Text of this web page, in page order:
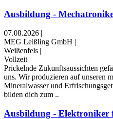
Ausbildung -
07.08.2026 |
MEG Leißling GmbH |
Weißenfels |
Vollzeit
Prickelnde Zukunftsaussichten
uns. Wir produzieren auf unseren
Mineralwasser und
bilden dich zum ..
Ausbildung - Elektroniker